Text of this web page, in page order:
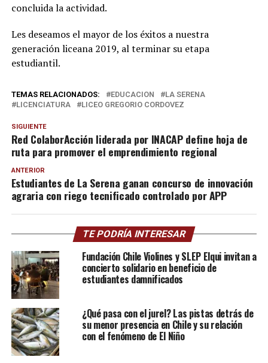
concluida la actividad.
Les deseamos el mayor de los éxitos a nuestra
generación liceana 2019, al terminar su etapa
estudiantil.
TEMAS RELACIONADOS: EDUCACION
LA SERENA
LICENCIATURA
LICEO GREGORIO CORDOVEZ
SIGUIENTE
Red ColaborAcción liderada por INACAP define hoja de
ruta para promover el emprendimiento regional
ANTERIOR
Estudiantes de La Serena ganan concurso de innovación
agraria con riego tecnificado controlado por APP
TE PODRÍA INTERESAR
Fundación Chile Violines y SLEP Elqui invitan a
concierto solidario en beneficio de
estudiantes damnificados
¿Qué pasa con el jurel? Las pistas detrás de
su menor presencia en Chile y su relación
con el fenómeno de El Niño